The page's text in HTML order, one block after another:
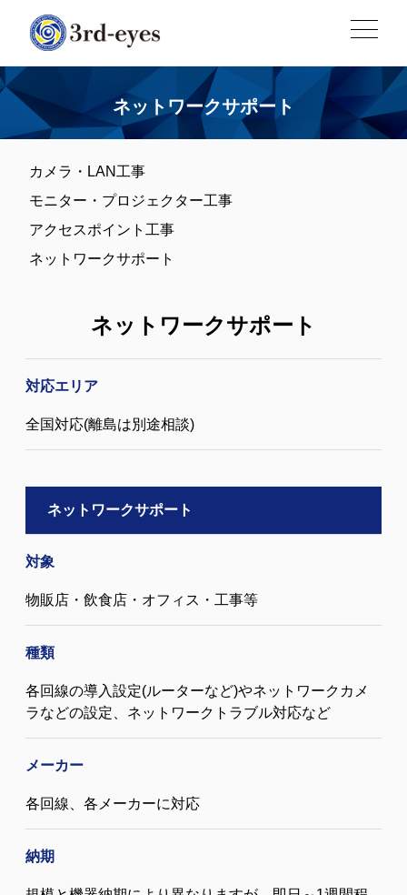
ネットワークサポート
カメラ・LAN工事
モニター・プロジェクター工事
アクセスポイント工事
ネットワークサポート
ネットワークサポート
対応エリア
全国対応(離島は別途相談)
ネットワークサポート
対象
物販店・飲食店・オフィス・工事等
種類
各回線の導入設定(ルーターなど)やネットワークカメ
ラなどの設定、ネットワークトラブル対応など
メーカー
各回線、各メーカーに対応
納期